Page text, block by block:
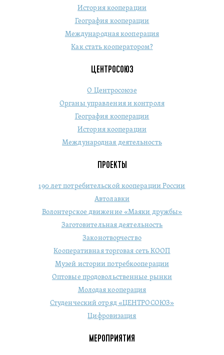
История кооперации
География кооперации
Международная кооперация
Как стать кооператором?
ЦЕНТРОСОЮЗ
О Центросоюзе
Органы управления и контроля
География кооперации
История кооперации
Международная деятельность
ПРОЕКТЫ
190 лет потребительской кооперации России
Автолавки
Волонтерское движение «Маяки дружбы»
Заготовительная деятельность
Законотворчество
Кооперативная торговая сеть КООП
Музей истории потребкооперации
Оптовые продовольственные рынки
Молодая кооперация
Студенческий отряд «ЦЕНТРОСОЮЗ»
Цифровизация
МЕРОПРИЯТИЯ